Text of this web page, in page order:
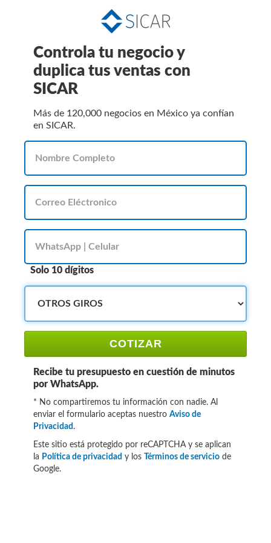
Controla tu negocio y
duplica tus ventas con
SICAR
Más de 120,000 negocios en México ya confían
en SICAR.
Solo 10 dígitos
COTIZAR
Recibe tu presupuesto en cuestión de minutos
por WhatsApp.
* No compartiremos tu información con nadie. Al
enviar el formulario aceptas nuestro Aviso de
Privacidad .
Este sitio está protegido por reCAPTCHA y se aplican
la Política de privacidad y los Términos de servicio de
Google.